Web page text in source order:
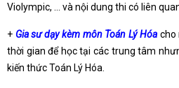
Violympic, … và nội dung thi có liên
+ Gia sư dạy kèm môn Toán Lý Hóacho
thời gian để học tại các trung tâm
kiến thức Toán Lý Hóa.